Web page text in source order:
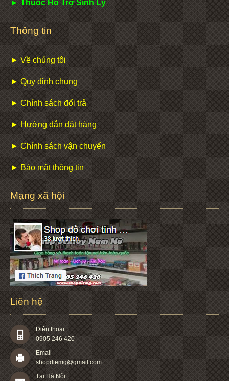
► Thuốc Hỗ Trợ Sinh Lý
Thông tin
► Về chúng tôi
► Quy định chung
► Chính sách đổi trả
► Hướng dẫn đặt hàng
► Chính sách vận chuyển
► Bảo mật thông tin
Mạng xã hội
Liên hệ
Điện thoại
0905 246 420
Email
shopdiemg@gmail.com
Tại Hà Nội